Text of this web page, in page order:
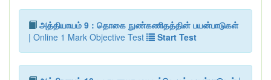
அத்தியாயம் 9 : தொகை நுண்கணிதத்தின் பயன்பாடுகள்
| Online 1 Mark Objective Test
Start Test